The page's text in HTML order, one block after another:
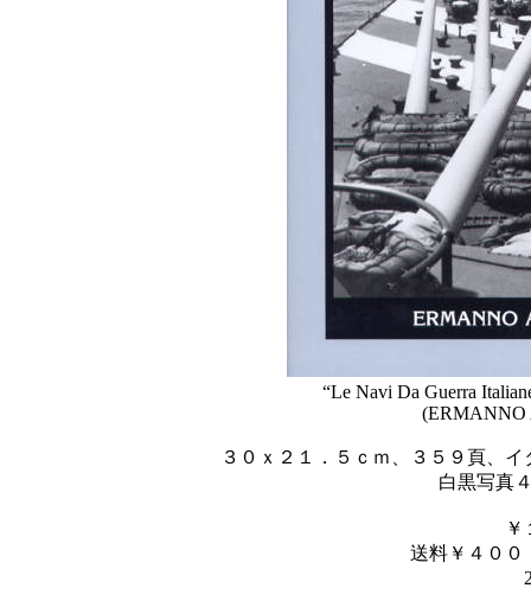
“Le Navi Da Guerra
(ERMANNO
３０ｘ２１．５ｃｍ、３５９頁、
白黒写真
送料￥４００